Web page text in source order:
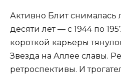
Активно Блит снималась
десяти лет — с 1944 по
короткой карьеры
Звезда на Аллее славы.
ретроспективы. И